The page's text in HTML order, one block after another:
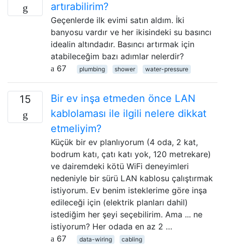
artırabilirim?
Geçenlerde ilk evimi satın aldım. İki
banyosu vardır ve her ikisindeki su basıncı
idealin altındadır. Basıncı artırmak için
atabileceğim bazı adımlar nelerdir?
67
plumbing shower water-pressure
15
Bir ev inşa etmeden önce LAN
kablolaması ile ilgili nelere dikkat
etmeliyim?
Küçük bir ev planlıyorum (4 oda, 2 kat,
bodrum katı, çatı katı yok, 120 metrekare)
ve dairemdeki kötü WiFi deneyimleri
nedeniyle bir sürü LAN kablosu çalıştırmak
istiyorum. Ev benim isteklerime göre inşa
edileceği için (elektrik planları dahil)
istediğim her şeyi seçebilirim. Ama ... ne
istiyorum? Her odada en az 2 …
67
data-wiring cabling